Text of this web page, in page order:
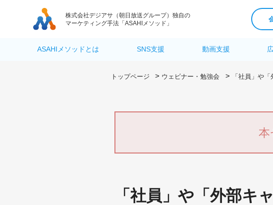
株式会社デジアサ（朝日放送グループ）独自の
マーケティング手法「ASAHIメソッド」
ASAHIメソッドとは SNS支援 動画支援
トップページ > ウェビナー・勉強会 > 「社員」や
本
「社員」や「外部キ